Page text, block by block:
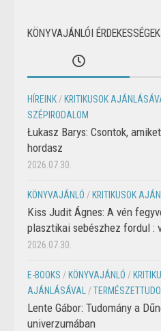
KÖNYVAJÁNLÓI ÉRDEKESSÉGEK
HÍREINK / KRITIKUSOK
SZÉPIRODALOM
Łukasz Barys: Csontok,
hordasz
2026.07.30.
KÖNYVAJÁNLÓ / KRITIKUSOK
Kiss Judit Ágnes: A vén
plasztikai sebészhez fordul :
2026.07.30.
E-BOOKS / KÖNYVAJÁNLÓ /
AJÁNLÁSÁVAL
/
Lente Gábor: Tudomány a
univerzumában